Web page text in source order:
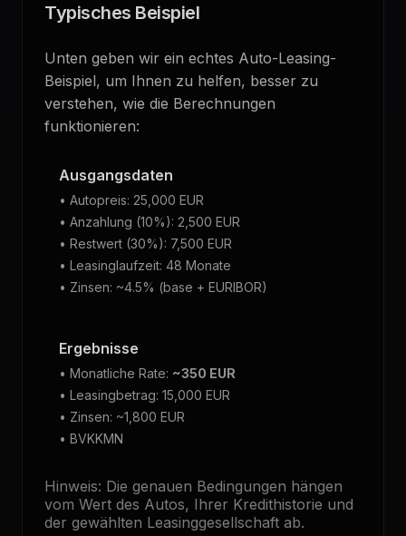
Typisches Beispiel
Unten geben wir ein echtes Auto-Leasing-
Beispiel, um Ihnen zu helfen, besser zu
verstehen, wie die Berechnungen
funktionieren:
Ausgangsdaten
• Autopreis: 25,000 EUR
• Anzahlung (10%): 2,500 EUR
• Restwert (30%): 7,500 EUR
• Leasinglaufzeit: 48 Monate
• Zinsen: ~4.5% (base + EURIBOR)
Ergebnisse
• Monatliche Rate: ~350 EUR
• Leasingbetrag: 15,000 EUR
• Zinsen: ~1,800 EUR
• BVKKMN
Hinweis: Die genauen Bedingungen hängen
vom Wert des Autos, Ihrer Kredithistorie und
der gewählten Leasinggesellschaft ab.